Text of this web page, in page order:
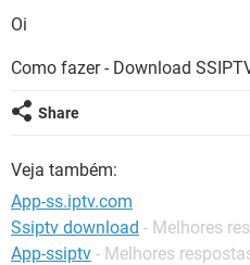
GUIA DE COMPRAS
CELULAR
OUTLOOK
INSTAGRAM
Oi
Como fazer - Download
Share
Veja também:
App-ss.iptv.com
Ssiptv download - Melhores
App-ssiptv - Melhores